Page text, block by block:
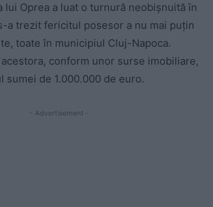
lui Oprea a luat o turnură neobișnuită în
a trezit fericitul posesor a nu mai puțin
toate în municipiul Cluj-Napoca.
acestora, conform unor surse imobiliare,
sumei de 1.000.000 de euro.
- Advertisement -